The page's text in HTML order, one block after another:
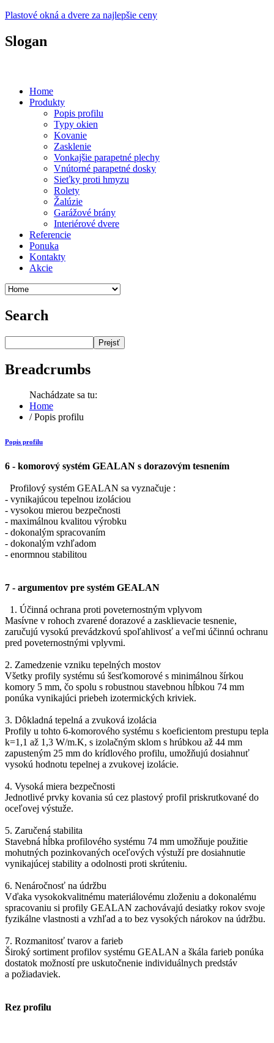
Plastové okná a dvere za najlepšie ceny
Slogan
Home
Produkty
Popis profilu
Typy okien
Kovanie
Zasklenie
Vonkajšie parapetné plechy
Vnútorné parapetné dosky
Sieťky proti hmyzu
Rolety
Žalúzie
Garážové brány
Interiérové dvere
Referencie
Ponuka
Kontakty
Akcie
Search
Prejsť
Breadcrumbs
Nachádzate sa tu:
Home
/ Popis profilu
Popis profilu
6 - komorový systém GEALAN s dorazovým tesnením
Profilový systém GEALAN sa vyznačuje :
- vynikajúcou tepelnou izoláciou
- vysokou mierou bezpečnosti
- maximálnou kvalitou výrobku
- dokonalým spracovaním
- dokonalým vzhľadom
- enormnou stabilitou
7 - argumentov pre systém GEALAN
1. Účinná ochrana proti poveternostným vplyvom
Masívne v rohoch zvarené dorazové a zasklievacie tesnenie,
zaručujú vysokú prevádzkovú spoľahlivosť a veľmi účinnú ochranu
pred poveternostnými vplyvmi.
2. Zamedzenie vzniku tepelných mostov
Všetky profily systému sú šesťkomorové s minimálnou šírkou
komory 5 mm, čo spolu s robustnou stavebnou hĺbkou 74 mm
ponúka vynikajúci priebeh izotermických kriviek.
3. Dôkladná tepelná a zvuková izolácia
Profily u tohto 6-komorového systému s koeficientom prestupu tepla
k=1,1 až 1,3 W/m.K, s izolačným sklom s hrúbkou až 44 mm
zapusteným 25 mm do krídlového profilu, umožňujú dosiahnuť
vysokú hodnotu tepelnej a zvukovej izolácie.
4. Vysoká miera bezpečnosti
Jednotlivé prvky kovania sú cez plastový profil priskrutkované do
oceľovej výstuže.
5. Zaručená stabilita
Stavebná hĺbka profilového systému 74 mm umožňuje použitie
mohutných pozinkovaných oceľových výstuží pre dosiahnutie
vynikajúcej stability a odolnosti proti skrúteniu.
6. Nenáročnosť na údržbu
Vďaka vysokokvalitnému materiálovému zloženiu a dokonalému
spracovaniu si profily GEALAN zachovávajú desiatky rokov svoje
fyzikálne vlastnosti a vzhľad a to bez vysokých nárokov na údržbu.
7. Rozmanitosť tvarov a farieb
Široký sortiment profilov systému GEALAN a škála farieb ponúka
dostatok možností pre uskutočnenie individuálnych predstáv
a požiadaviek.
Rez profilu